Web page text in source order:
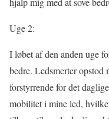
Uge 2:
I løbet af den anden uge
bedre. Ledsmerter
forstyrrende for det
mobilitet i mine led,